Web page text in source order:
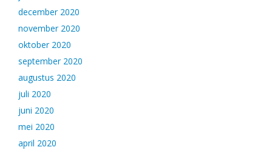
december 2020
november 2020
oktober 2020
september 2020
augustus 2020
juli 2020
juni 2020
mei 2020
april 2020